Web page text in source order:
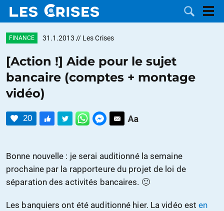
DOSSIERS
CATÉGORIES
NOUS
CONTACTER
FAIRE UN
FINANCE 31.1.2013 // Les Crises
[Action !] Aide pour le sujet
bancaire (comptes + montage
vidéo)
20
Bonne nouvelle : je serai auditionné la semaine
prochaine par la rapporteure du projet de loi de
séparation des activités bancaires. 🙂
Les banquiers ont été auditionné hier. La vidéo esten